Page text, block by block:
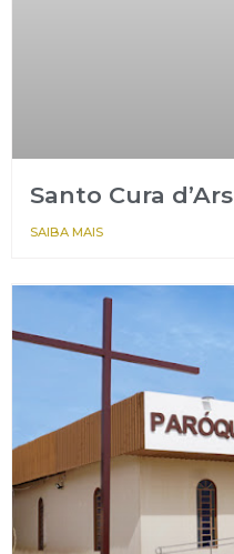
Santo Cura d’Ars
SAIBA MAIS